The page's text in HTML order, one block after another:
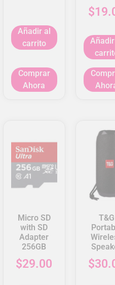
Añadir al
carrito
Comprar
Ahora
$
Micro SD
with SD
Adapter
256GB
$29.00
T&G
$